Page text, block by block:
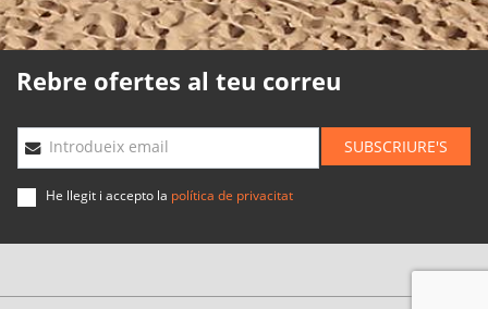
Binary
Menorca
Rebre ofertes al teu correu
Introdueix email SUBSCRIURE'S
He llegit i accepto la política de privacitat